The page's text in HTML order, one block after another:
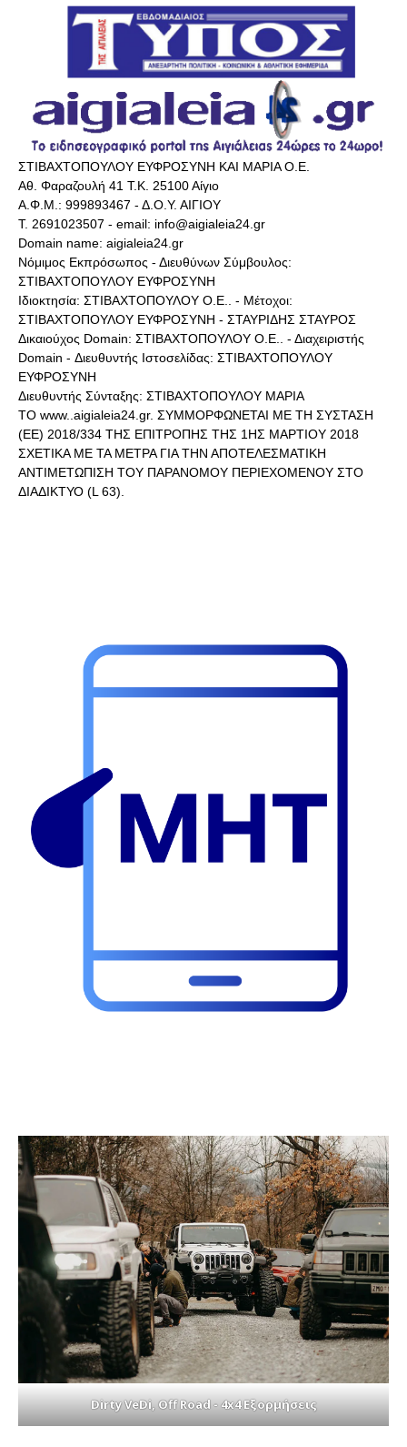
ΣΤΙΒΑΧΤΟΠΟΥΛΟΥ ΕΥΦΡΟΣΥΝΗ ΚΑΙ ΜΑΡΙΑ Ο.Ε.
Αθ. Φαραζουλή 41 Τ.Κ. 25100 Αίγιο
Α.Φ.Μ.: 999893467 - Δ.Ο.Υ. ΑΙΓΙΟΥ
Τ. 2691023507 - email: info@aigialeia24.gr
Domain name: aigialeia24.gr
Νόμιμος Εκπρόσωπος - Διευθύνων Σύμβουλος:
ΣΤΙΒΑΧΤΟΠΟΥΛΟΥ ΕΥΦΡΟΣΥΝΗ
Ιδιοκτησία: ΣΤΙΒΑΧΤΟΠΟΥΛΟΥ Ο.Ε.. - Μέτοχοι:
ΣΤΙΒΑΧΤΟΠΟΥΛΟΥ ΕΥΦΡΟΣΥΝΗ - ΣΤΑΥΡΙΔΗΣ ΣΤΑΥΡΟΣ
Δικαιούχος Domain: ΣΤΙΒΑΧΤΟΠΟΥΛΟΥ Ο.Ε.. - Διαχειριστής
Domain - Διευθυντής Ιστοσελίδας: ΣΤΙΒΑΧΤΟΠΟΥΛΟΥ
ΕΥΦΡΟΣΥΝΗ
Διευθυντής Σύνταξης: ΣΤΙΒΑΧΤΟΠΟΥΛΟΥ ΜΑΡΙΑ
ΤΟ www..aigialeia24.gr. ΣΥΜΜΟΡΦΩΝΕΤΑΙ ΜΕ ΤΗ ΣΥΣΤΑΣΗ
(ΕΕ) 2018/334 ΤΗΣ ΕΠΙΤΡΟΠΗΣ ΤΗΣ 1ΗΣ ΜΑΡΤΙΟΥ 2018
ΣΧΕΤΙΚΑ ΜΕ ΤΑ ΜΕΤΡΑ ΓΙΑ ΤΗΝ ΑΠΟΤΕΛΕΣΜΑΤΙΚΗ
ΑΝΤΙΜΕΤΩΠΙΣΗ ΤΟΥ ΠΑΡΑΝΟΜΟΥ ΠΕΡΙΕΧΟΜΕΝΟΥ ΣΤΟ
ΔΙΑΔΙΚΤΥΟ (L 63).
Dirty VeDi, Off Road - 4x4 Εξορμήσεις